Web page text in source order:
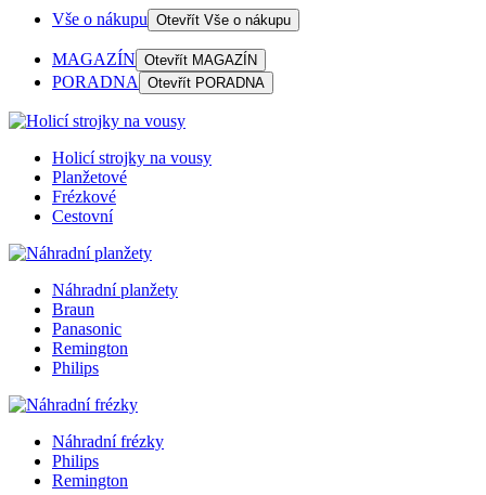
Vše o nákupu Otevřít Vše o nákupu
MAGAZÍN Otevřít MAGAZÍN
PORADNA Otevřít PORADNA
Holicí strojky na vousy
Planžetové
Frézkové
Cestovní
Náhradní planžety
Braun
Panasonic
Remington
Philips
Náhradní frézky
Philips
Remington